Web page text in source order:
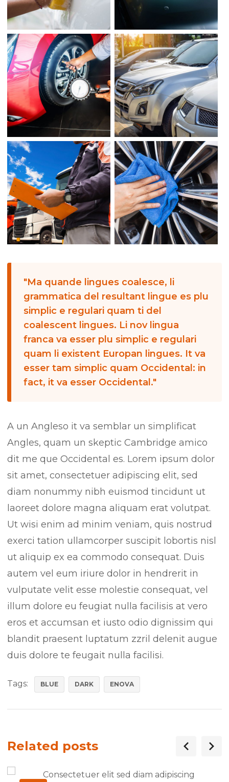
Ma quande lingues coalesce, li
grammatica del resultant lingue es plu
simplic e regulari quam ti del
coalescent lingues. Li nov lingua
franca va esser plu simplic e regulari
quam li existent Europan lingues. It va
esser tam simplic quam Occidental: in
fact, it va esser Occidental.
A un Angleso it va semblar un simplificat
Angles, quam un skeptic Cambridge amico
dit me que Occidental es. Lorem ipsum dolor
sit amet, consectetuer adipiscing elit, sed
diam nonummy nibh euismod tincidunt ut
laoreet dolore magna aliquam erat volutpat.
Ut wisi enim ad minim veniam, quis nostrud
exerci tation ullamcorper suscipit lobortis nisl
ut aliquip ex ea commodo consequat. Duis
autem vel eum iriure dolor in hendrerit in
vulputate velit esse molestie consequat, vel
illum dolore eu feugiat nulla facilisis at vero
eros et accumsan et iusto odio dignissim qui
blandit praesent luptatum zzril delenit augue
duis dolore te feugait nulla facilisi.
Tags: BLUE DARK ENOVA
Related posts